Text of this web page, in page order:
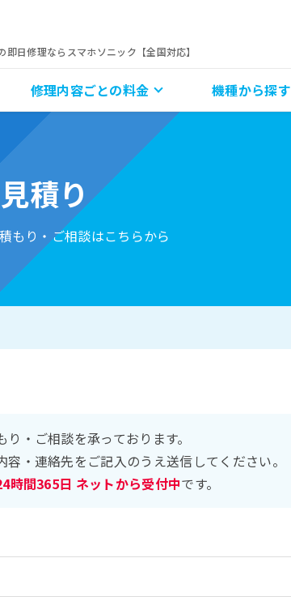
日修理ならスマホソニック【全国対応】
修理内容ごとの料金 機種から探す
積り
もり・ご相談はこちらから
・ご相談を承っております。
容・連絡先をご記入のうえ送信してください。
時間365日 ネットから受付中です。